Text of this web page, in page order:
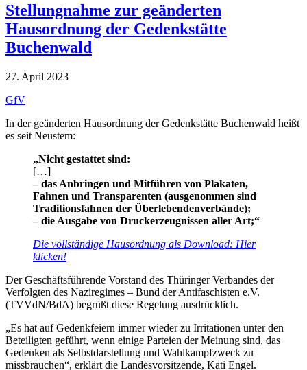
Stellungnahme zur geänderten
Hausordnung der Gedenkstätte
Buchenwald
27. April 2023
GfV
In der geänderten Hausordnung der Gedenkstätte Buchenwald heißt
es seit Neustem:
„Nicht gestattet sind:
[…]
– das Anbringen und Mitführen von Plakaten,
Fahnen und Transparenten (ausgenommen sind
Traditionsfahnen der Überlebendenverbände);
– die Ausgabe von Druckerzeugnissen aller Art;“
Die vollständige Hausordnung als Download: Hier
klicken!
Der Geschäftsführende Vorstand des Thüringer Verbandes der
Verfolgten des Naziregimes – Bund der Antifaschisten e.V.
(TVVdN/BdA) begrüßt diese Regelung ausdrücklich.
„Es hat auf Gedenkfeiern immer wieder zu Irritationen unter den
Beteiligten geführt, wenn einige Parteien der Meinung sind, das
Gedenken als Selbstdarstellung und Wahlkampfzweck zu
missbrauchen“, erklärt die Landesvorsitzende, Kati Engel.